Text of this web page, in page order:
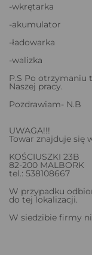
-wkrętarka
-akumulator
-ładowarka
-walizka
P.S Po otrzymaniu
Naszej pracy.
Pozdrawiam- N.B
UWAGA!!!
Towar znajduje się
KOŚCIUSZKI 23B
82-200 MALBORK
tel.: 538108667
W przypadku
do tej lokalizacji.
W siedzibie firmy